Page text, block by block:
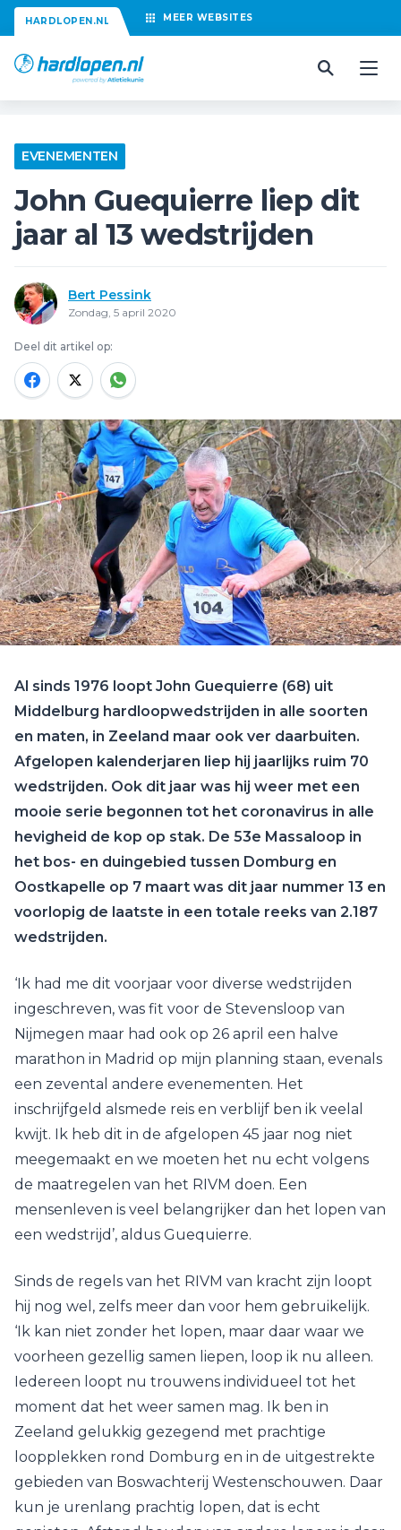
HARDLOPEN.NL MEER WEBSITES
EVENEMENTEN
John Guequierre liep dit
jaar al 13 wedstrijden
Bert Pessink
Zondag, 5 april 2020
Deel dit artikel op:
Al sinds 1976 loopt John Guequierre (68) uit
Middelburg hardloopwedstrijden in alle soorten
en maten, in Zeeland maar ook ver daarbuiten.
Afgelopen kalenderjaren liep hij jaarlijks ruim 70
wedstrijden. Ook dit jaar was hij weer met een
mooie serie begonnen tot het coronavirus in alle
hevigheid de kop op stak. De 53e Massaloop in
het bos- en duingebied tussen Domburg en
Oostkapelle op 7 maart was dit jaar nummer 13 en
voorlopig de laatste in een totale reeks van 2.187
wedstrijden.
‘Ik had me dit voorjaar voor diverse wedstrijden
ingeschreven, was fit voor de Stevensloop van
Nijmegen maar had ook op 26 april een halve
marathon in Madrid op mijn planning staan, evenals
een zevental andere evenementen. Het
inschrijfgeld alsmede reis en verblijf ben ik veelal
kwijt. Ik heb dit in de afgelopen 45 jaar nog niet
meegemaakt en we moeten het nu echt volgens
de maatregelen van het RIVM doen. Een
mensenleven is veel belangrijker dan het lopen van
een wedstrijd’, aldus Guequierre.
Sinds de regels van het RIVM van kracht zijn loopt
hij nog wel, zelfs meer dan voor hem gebruikelijk.
‘Ik kan niet zonder het lopen, maar daar waar we
voorheen gezellig samen liepen, loop ik nu alleen.
Iedereen loopt nu trouwens individueel tot het
moment dat het weer samen mag. Ik ben in
Zeeland gelukkig gezegend met prachtige
loopplekken rond Domburg en in de uitgestrekte
gebieden van Boswachterij Westenschouwen. Daar
kun je urenlang prachtig lopen, dat is echt